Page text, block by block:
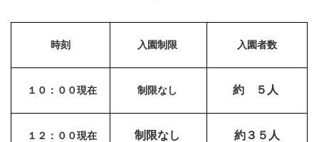
時刻 入園制限 入園者数
１０：００現在 制限なし 約 ５人
１２：００現在 制限なし 約３５人